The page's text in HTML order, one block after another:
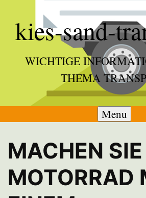
Skip
kies-sand-
WICHTIGE
THEMA
Menu
MACHEN
MOTORRAD